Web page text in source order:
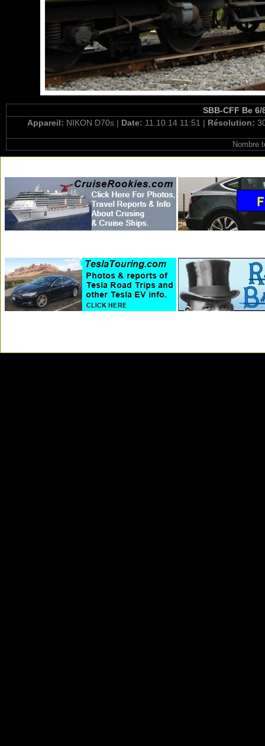
SBB-CFF Be 6/
Appareil: NIKON D70s | Date: 11.10.14 11:51 | Résolution:
Nombre